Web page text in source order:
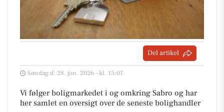
Del artikel
Søndag d. 28. jun. 2026 - kl. 15:07
Vi følger boligmarkedet i og omkring Sabro og har
her samlet en oversigt over de seneste bolighandler